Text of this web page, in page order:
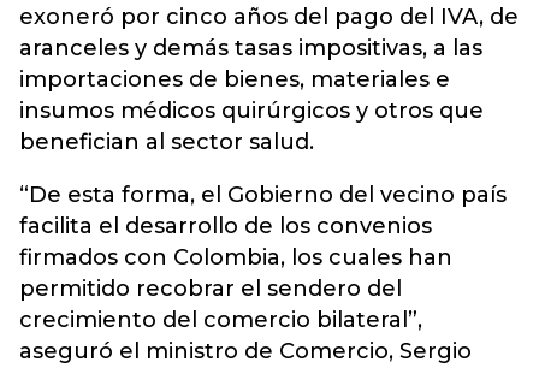
exoneró por cinco años del pago del IVA, de
aranceles y demás tasas impositivas, a las
importaciones de bienes, materiales e
insumos médicos quirúrgicos y otros que
benefician al sector salud.
“De esta forma, el Gobierno del vecino país
facilita el desarrollo de los convenios
firmados con Colombia, los cuales han
permitido recobrar el sendero del
crecimiento del comercio bilateral”,
aseguró el ministro de Comercio, Sergio